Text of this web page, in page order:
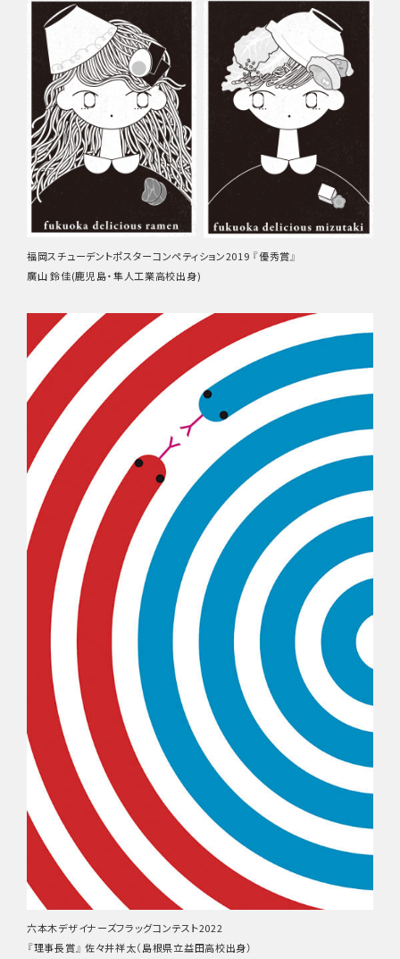
福岡スチューデントポスターコンペティション2019 『優秀賞』
廣山 鈴佳(鹿児島・隼人工業高校出身)
六本木デザイナーズフラッグコンテスト2022
『理事長賞』 佐々井祥太（島根県立益田高校出身）